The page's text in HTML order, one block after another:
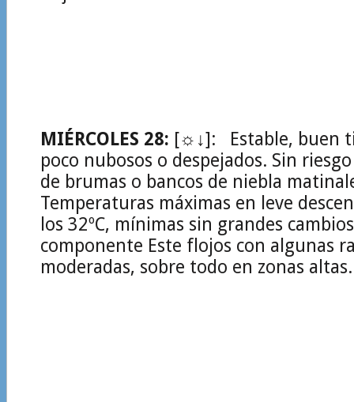
MIÉRCOLES 28: [☼↓]: Estable, buen
poco nubosos o despejados. Sin
de brumas o bancos de niebla
Temperaturas máximas en leve
los 32ºC, mínimas sin grandes
componente Este flojos con algunas
moderadas, sobre todo en zonas altas.